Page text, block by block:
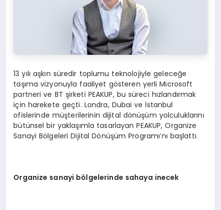
13 yılı aşkın süredir toplumu teknolojiyle geleceğe
taşıma vizyonuyla faaliyet gösteren yerli Microsoft
partneri ve BT şirketi PEAKUP, bu süreci hızlandırmak
için harekete geçti. Londra, Dubai ve İstanbul
ofislerinde müşterilerinin dijital dönüşüm yolculuklarını
bütünsel bir yaklaşımla tasarlayan PEAKUP, Organize
Sanayi Bölgeleri Dijital Dönüşüm Programı’nı başlattı.
Organize sanayi bölgelerinde sahaya inecek